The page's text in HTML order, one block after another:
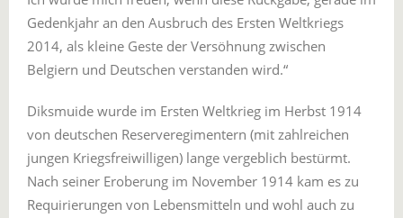
Gedenkjahr an den Ausbruch des Ersten Weltkriegs
2014, als kleine Geste der Versöhnung zwischen
Belgiern und Deutschen verstanden wird.“
Diksmuide wurde im Ersten Weltkrieg im Herbst 1914
von deutschen Reserveregimentern (mit zahlreichen
jungen Kriegsfreiwilligen) lange vergeblich bestürmt.
Nach seiner Eroberung im November 1914 kam es zu
Requirierungen von Lebensmitteln und wohl auch zu